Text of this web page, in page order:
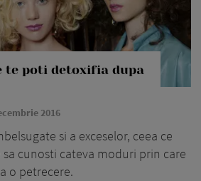
te poti detoxifia dupa
2016
si a exceselor, ceea ce
cunosti cateva moduri prin care
o petrecere.